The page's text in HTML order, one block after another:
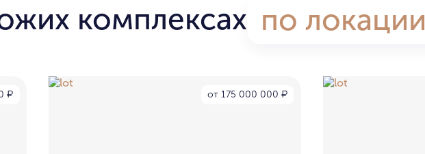
комплексах по локации
₽ от 175 000 000 ₽